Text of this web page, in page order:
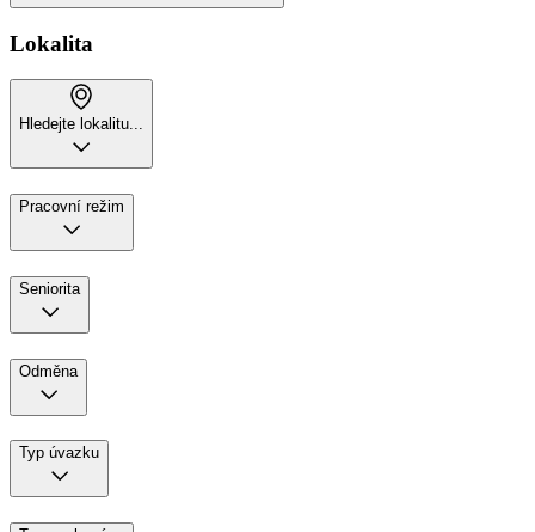
Lokalita
Hledejte lokalitu...
Pracovní režim
Seniorita
Odměna
Typ úvazku